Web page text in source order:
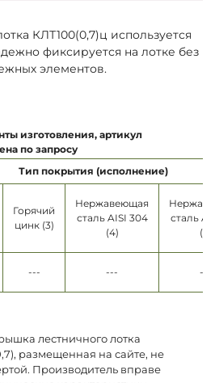
КЛТ100(0,7)ц используется
фиксируется на лотке без
элементов.
изготовления, артикул
по запросу
Тип покрытия (исполнение)
Горячий
цинк (3)
Нержавеющая
сталь AISI 304
(4)
сталь
(5)
--- --- ---
лестничного лотка
размещенная на сайте, не
Производитель вправе